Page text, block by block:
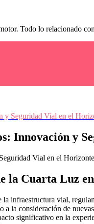
Todo lo relacionado
y Seguridad Vial en el
Innovación y
la Cuarta Luz
infraestructura vial,
a la consideración de
significativo en la